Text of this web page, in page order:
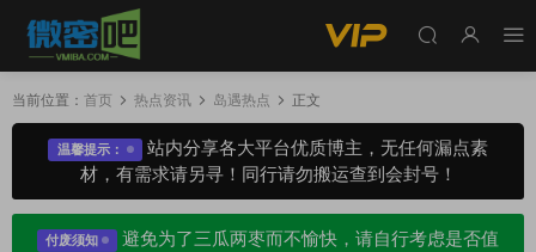
当前位置： 首页 热点资讯 岛遇热点 正文
温馨提示：
站内分享各大平台优质博主，无任何漏点素
材，有需求请另寻！同行请勿搬运查到会封号！
付废须知
避免为了三瓜两枣而不愉快，请自行考虑是否值